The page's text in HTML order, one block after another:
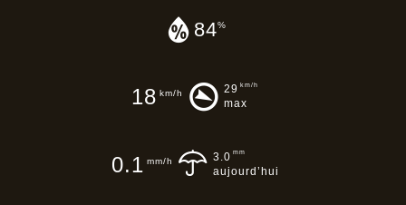
84%
18 km/h 29 km/h
max
0.1 mm/h 3.0 mm
aujourd’hui